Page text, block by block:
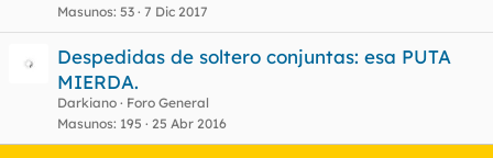
Masunos 53 7 Dic 2017
Despedidas de soltero conjuntas: esa PUTA
MIERDA.
Darkiano
Foro General
Masunos 195 25 Abr 2016